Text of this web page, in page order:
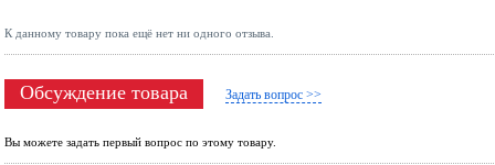
К данному товару пока ещё нет ни одного отзыва.
Обсуждение товара Задать вопрос >>
Вы можете задать первый вопрос по этому товару.